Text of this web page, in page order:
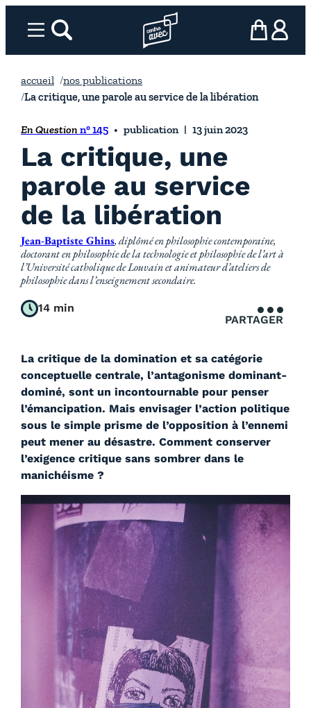
Menurechercher Page d’accueil l’association
mon panier
ma
accueil
nos publications
La critique, une parole au service de la libération
En Question n° 145 publication 13 juin 2023
La critique, une
parole au service
de la libération
Jean-Baptiste Ghins, diplômé en philosophie contemporaine,
doctorant en philosophie de la technologie et philosophie de l’art à
l’Université catholique de Louvain et animateur d’ateliers de
philosophie dans l’enseignement secondaire.
14 min
PARTAGER
La critique de la domination et sa catégorie
conceptuelle centrale, l’antagonisme dominant-
dominé, sont un incontournable pour penser
l’émancipation. Mais envisager l’action politique
sous le simple prisme de l’opposition à l’ennemi
peut mener au désastre. Comment conserver
l’exigence critique sans sombrer dans le
manichéisme ?